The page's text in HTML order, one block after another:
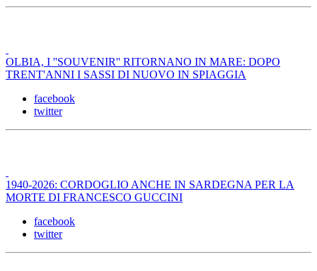
OLBIA, I ''SOUVENIR'' RITORNANO IN MARE: DOPO
TRENT'ANNI I SASSI DI NUOVO IN SPIAGGIA
facebook
twitter
1940-2026: CORDOGLIO ANCHE IN SARDEGNA PER LA
MORTE DI FRANCESCO GUCCINI
facebook
twitter